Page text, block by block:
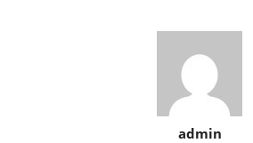
admin